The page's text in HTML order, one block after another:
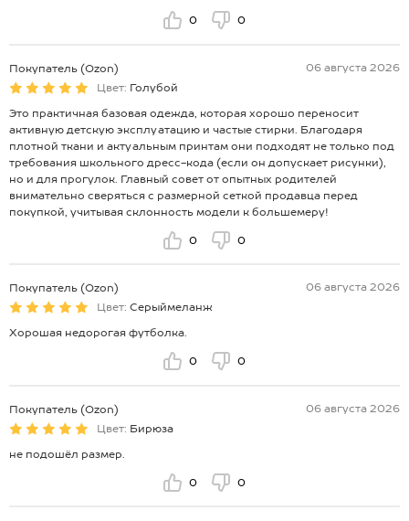
0 0
Покупатель (Ozon)
06 августа 2026
Цвет: Голубой
Это практичная базовая одежда, которая хорошо переносит
активную детскую эксплуатацию и частые стирки. Благодаря
плотной ткани и актуальным принтам они подходят не только под
требования школьного дресс-кода (если он допускает рисунки),
но и для прогулок. Главный совет от опытных родителей
внимательно сверяться с размерной сеткой продавца перед
покупкой, учитывая склонность модели к большемеру!
0 0
Покупатель (Ozon)
06 августа 2026
Цвет: Серыймеланж
Хорошая недорогая футболка.
0 0
Покупатель (Ozon)
06 августа 2026
Цвет: Бирюза
не подошёл размер.
0 0